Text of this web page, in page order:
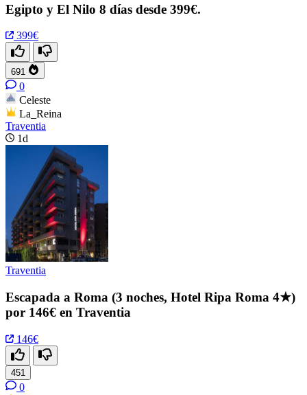
Egipto y El Nilo 8 días desde 399€.
399€
691
0
Celeste
La_Reina
Traventia
1d
Traventia
Escapada a Roma (3 noches, Hotel Ripa Roma 4★)
por 146€ en Traventia
146€
451
0